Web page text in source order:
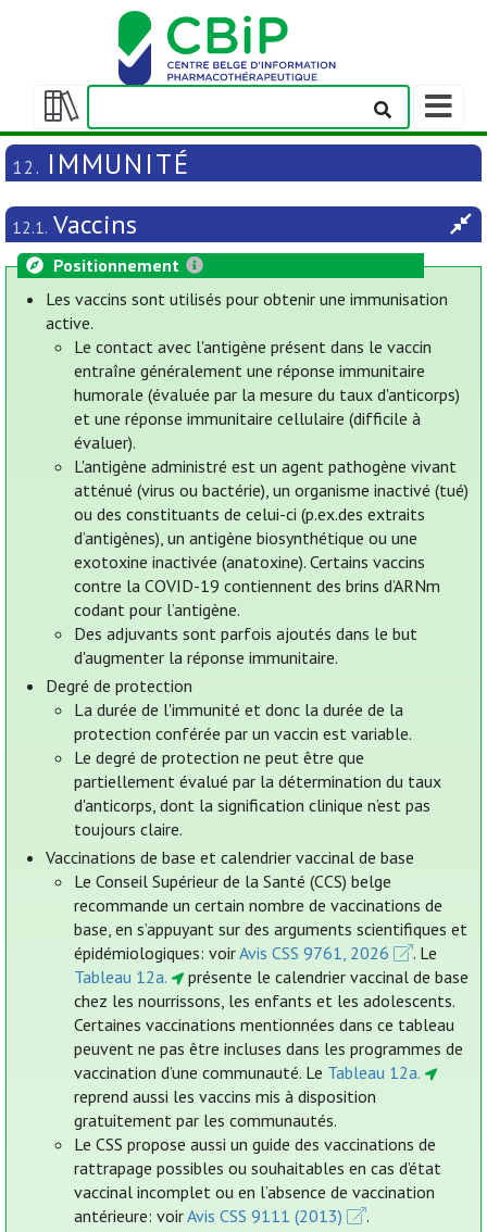
Afficher/masquer
la
table
matières
Afficher/
la
barre
12. IMMUNITÉ
12.1. Vaccins
Positionnement
Les vaccins sont utilisés pour obtenir une immunisation
active.
Le contact avec l'antigène présent dans le vaccin
entraîne généralement une réponse immunitaire
humorale (évaluée par la mesure du taux d'anticorps)
et une réponse immunitaire cellulaire (difficile à
évaluer).
L'antigène administré est un agent pathogène vivant
atténué (virus ou bactérie), un organisme inactivé (tué)
ou des constituants de celui-ci (p.ex.des extraits
d’antigènes), un antigène biosynthétique ou une
exotoxine inactivée (anatoxine). Certains vaccins
contre la COVID-19 contiennent des brins d’ARNm
codant pour l’antigène.
Des adjuvants sont parfois ajoutés dans le but
d'augmenter la réponse immunitaire.
Degré de protection
La durée de l'immunité et donc la durée de la
protection conférée par un vaccin est variable.
Le degré de protection ne peut être que
partiellement évalué par la détermination du taux
d'anticorps, dont la signification clinique n’est pas
toujours claire.
Vaccinations de base et calendrier vaccinal de base
Le Conseil Supérieur de la Santé (CCS) belge
recommande un certain nombre de vaccinations de
base, en s’appuyant sur des arguments scientifiques et
épidémiologiques: voirAvis CSS 9761, 2026
. Le
Tableau 12a.
présente le calendrier vaccinal de base
chez les nourrissons, les enfants et les adolescents.
Certaines vaccinations mentionnées dans ce tableau
peuvent ne pas être incluses dans les programmes de
vaccination d’une communauté. Le Tableau 12a.
reprend aussi les vaccins mis à disposition
gratuitement par les communautés.
Le CSS propose aussi un guide des vaccinations de
rattrapage possibles ou souhaitables en cas d’état
vaccinal incomplet ou en l’absence de vaccination
antérieure: voirAvis CSS 9111 (2013)
.